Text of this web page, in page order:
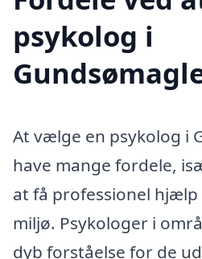
psykolog i
At vælge en psykolog i
have mange fordele,
at få professionel
miljø. Psykologer i
dyb forståelse for de